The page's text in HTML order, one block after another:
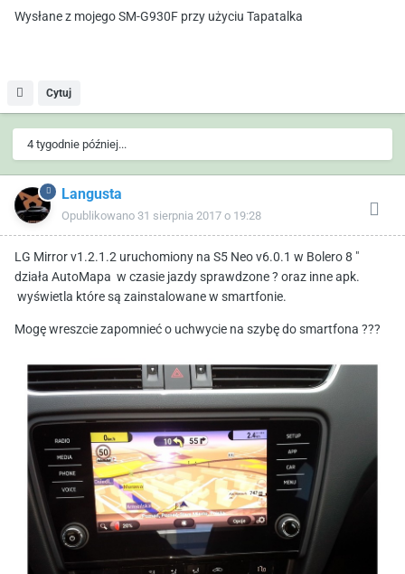
Wysłane z mojego SM-G930F przy użyciu Tapatalka
Cytuj
4 tygodnie później...
Langusta
Opublikowano 31 sierpnia 2017 o 19:28
LG Mirror v1.2.1.2 uruchomiony na S5 Neo v6.0.1 w Bolero 8 "
działa AutoMapa w czasie jazdy sprawdzone ? oraz inne apk.
wyświetla które są zainstalowane w smartfonie.
Mogę wreszcie zapomnieć o uchwycie na szybę do smartfona ???